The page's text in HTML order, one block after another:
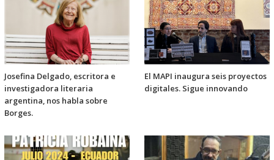
Josefina Delgado, escritora e
investigadora literaria
argentina, nos habla sobre
Borges.
El MAPI inaugura seis proyectos
digitales. Sigue innovando